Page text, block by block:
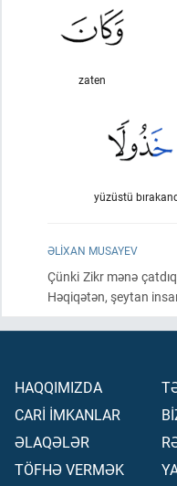
zaten
yüzüstü
ƏLIXAN MUSAYEV
Çünki Zikr mənə
Həqiqətən, şeytan
HAQQIMIZDA
CARİ İMKANLAR
ƏLAQƏLƏR
TÖFHƏ VERMƏK